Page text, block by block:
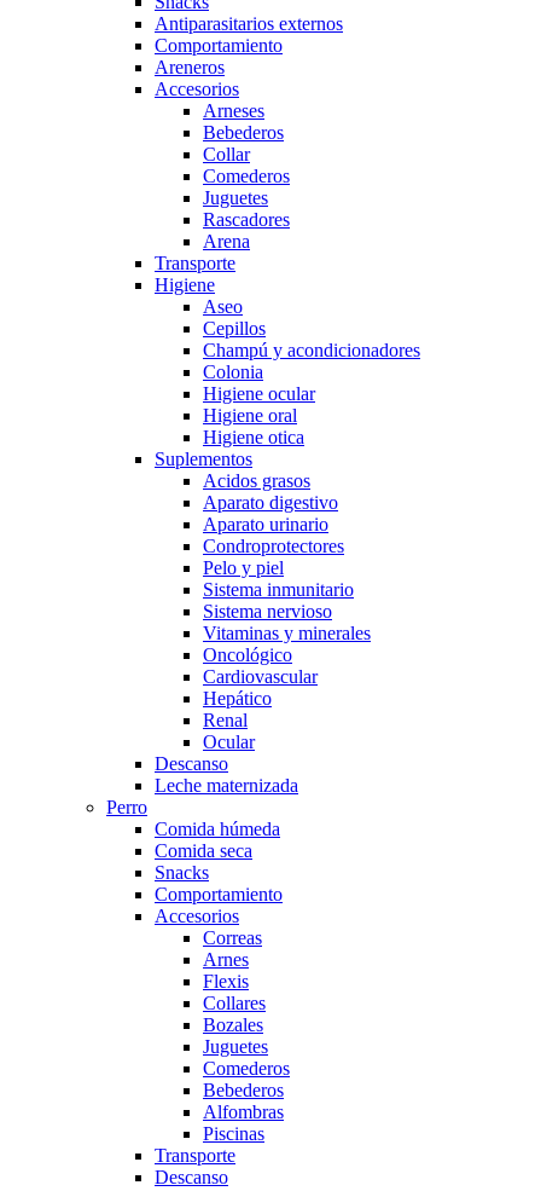
Antiparasitarios externos
Comportamiento
Areneros
Accesorios
Arneses
Bebederos
Collar
Comederos
Juguetes
Rascadores
Arena
Transporte
Higiene
Aseo
Cepillos
Champú y acondicionadores
Colonia
Higiene ocular
Higiene oral
Higiene otica
Suplementos
Acidos grasos
Aparato digestivo
Aparato urinario
Condroprotectores
Pelo y piel
Sistema inmunitario
Sistema nervioso
Vitaminas y minerales
Oncológico
Cardiovascular
Hepático
Renal
Ocular
Descanso
Leche maternizada
Perro
Comida húmeda
Comida seca
Snacks
Comportamiento
Accesorios
Correas
Arnes
Flexis
Collares
Bozales
Juguetes
Comederos
Bebederos
Alfombras
Piscinas
Transporte
Descanso